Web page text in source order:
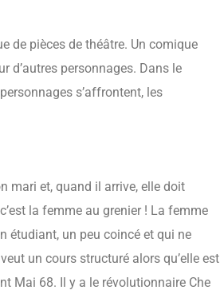
de pièces de théâtre. Un comique
d’autres personnages. Dans le
s’affrontent, les
mari et, quand il arrive, elle doit
la femme au grenier ! La femme
étudiant, un peu coincé et qui ne
un cours structuré alors qu’elle est
Mai 68. Il y a le révolutionnaire Che